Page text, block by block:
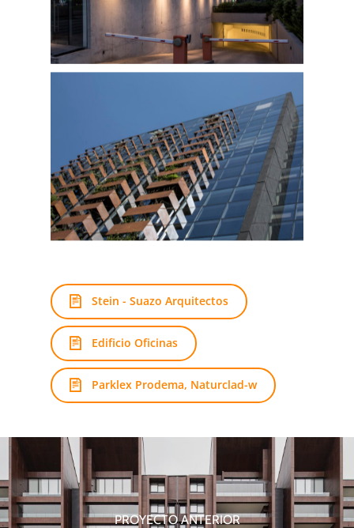
Stein - Suazo Arquitectos
Edificio Oficinas
Parklex Prodema, Naturclad-w
PROYECTO ANTERIOR